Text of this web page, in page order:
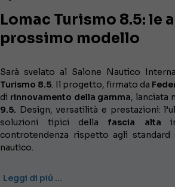
Lomac Turismo 8.5: le
prossimo modello
Sarà svelato al Salone Nautico
Turismo 8.5. Il progetto, firmato da
di rinnovamento della gamma, lanciata
9.5. Design, versatilità e prestazioni:
soluzioni tipici dellafascia alta
controtendenza rispetto agli standard
nautico.
Leggi di piú …